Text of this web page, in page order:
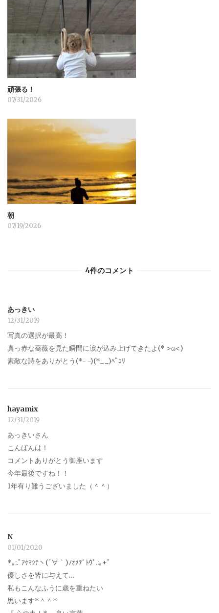
頑張る！
07/31/2026
朝
07/19/2026
4件のコメント
あっきい
12/31/2019
写真の選択が最高！
真っ赤な薔薇を見た瞬間に涙が込み上げてきたよ(* >ω<)
素敵な詩をありがとう(*- -)(*_ _)ﾍﾟｺﾘ
hayamix
12/31/2019
あっきいさん
こんばんは！
コメントありがとう御座います
今年最後ですね！！
1年有り難うございました（＾＾）
N
01/01/2020
*｡:.ﾟｱｹﾏｼﾃヽ(´∀｀)ﾉｵﾒﾃﾞﾄｳﾟ.:｡+ﾟ
優しさを皆に与えて…
私もこんなふうに歳を重ねたい
思います*＾＾*